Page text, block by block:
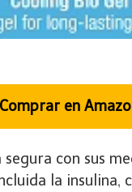
Comprar en
con sus
la insulina,